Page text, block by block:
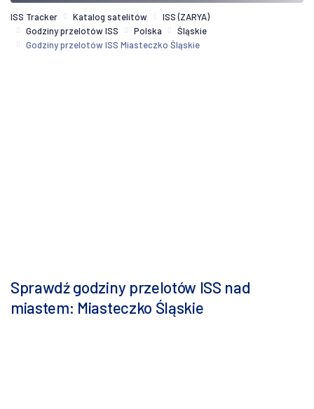
ISS Tracker Katalog satelitów
ISS (ZARYA)
Godziny przelotów ISS
Polska
Śląskie
Godziny przelotów ISS Miasteczko Śląskie
Sprawdź godziny przelotów ISS nad
miastem: Miasteczko Śląskie